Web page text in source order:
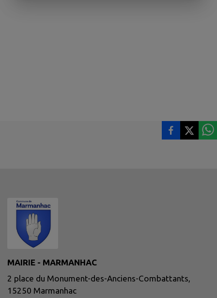
MAIRIE - MARMANHAC
2 place du Monument-des-Anciens-Combattants,
15250 Marmanhac